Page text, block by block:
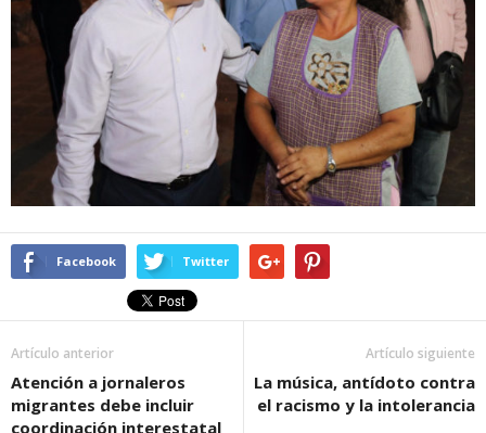
Facebook Twitter
Artículo anterior
Atención a jornaleros
migrantes debe incluir
coordinación interestatal
Artículo siguiente
La música, antídoto contra
el racismo y la intolerancia